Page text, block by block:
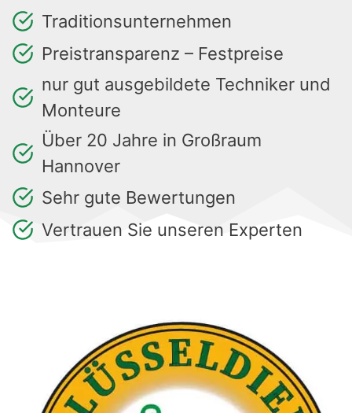
Traditionsunternehmen
Preistransparenz – Festpreise
nur gut ausgebildete Techniker und
Monteure
Über 20 Jahre in Großraum
Hannover
Sehr gute Bewertungen
Vertrauen Sie unseren Experten